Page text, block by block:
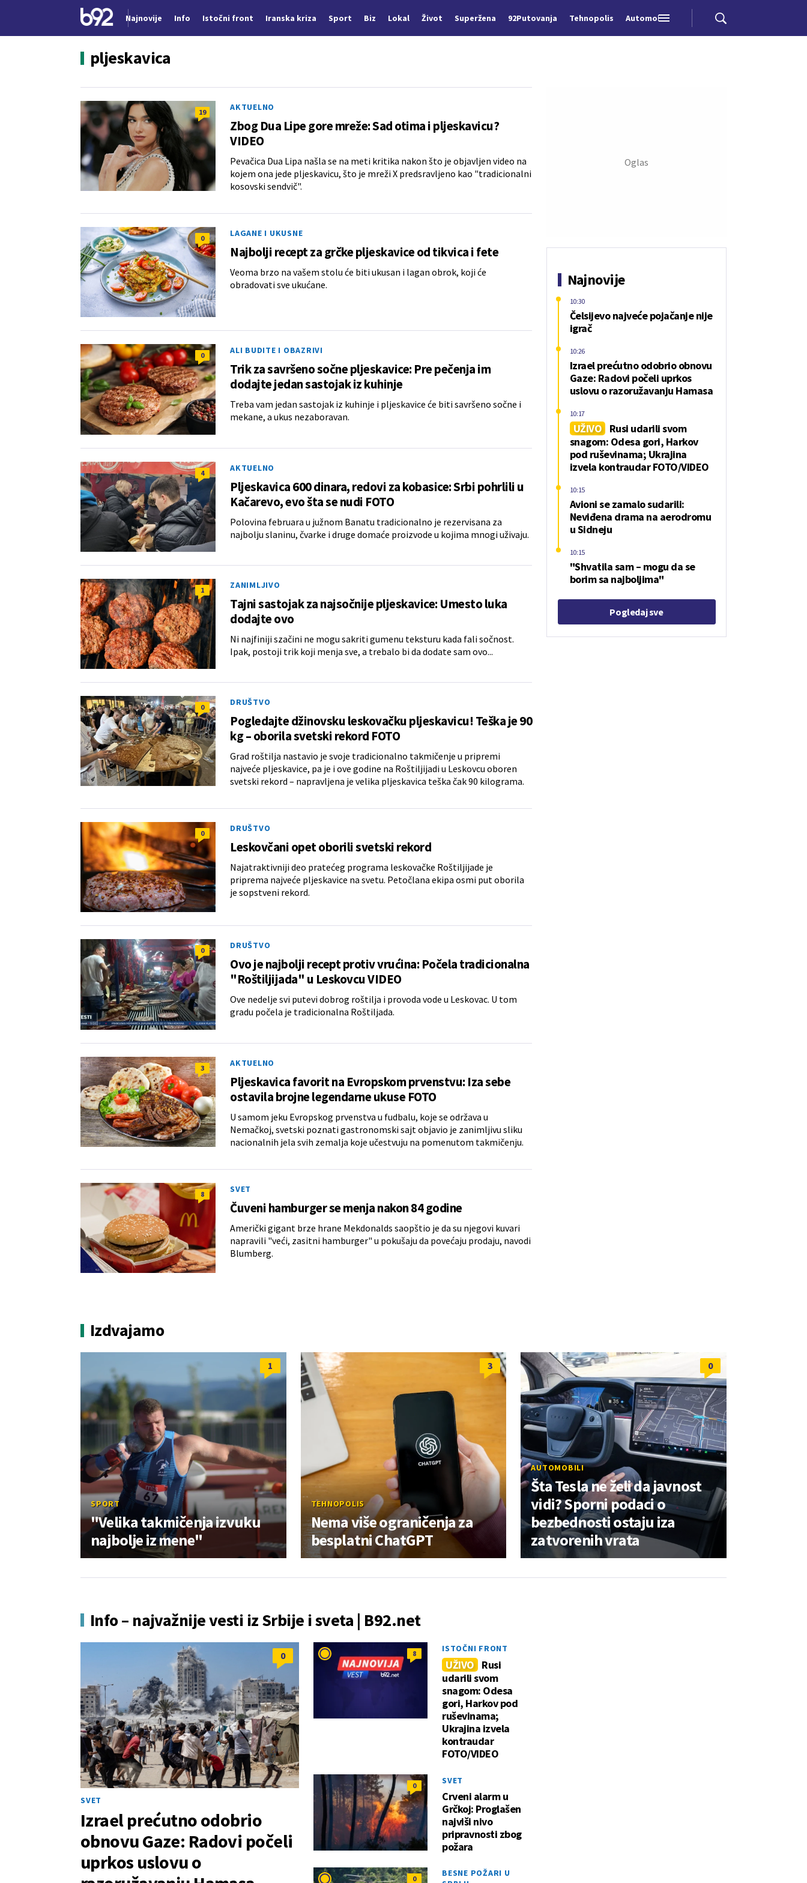
Najnovije Info Istočni front Iranska kriza Sport Biz Lokal Život Superžena 92Putovanja Tehnopolis Automobili
pljeskavica
19 AKTUELNO
Zbog Dua Lipe gore mreže: Sad otima i pljeskavicu?
VIDEO
Pevačica Dua Lipa našla se na meti kritika nakon što je objavljen video na
kojem ona jede pljeskavicu, što je mreži X predsravljeno kao "tradicionalni
kosovski sendvič".
0 LAGANE I UKUSNE
Najbolji recept za grčke pljeskavice od tikvica i fete
Veoma brzo na vašem stolu će biti ukusan i lagan obrok, koji će
obradovati sve ukućane.
0 ALI BUDITE I OBAZRIVI
Trik za savršeno sočne pljeskavice: Pre pečenja im
dodajte jedan sastojak iz kuhinje
Treba vam jedan sastojak iz kuhinje i pljeskavice će biti savršeno sočne i
mekane, a ukus nezaboravan.
4 AKTUELNO
Pljeskavica 600 dinara, redovi za kobasice: Srbi pohrlili u
Kačarevo, evo šta se nudi FOTO
Polovina februara u južnom Banatu tradicionalno je rezervisana za
najbolju slaninu, čvarke i druge domaće proizvode u kojima mnogi uživaju.
1 ZANIMLJIVO
Tajni sastojak za najsočnije pljeskavice: Umesto luka
dodajte ovo
Ni najfiniji szačini ne mogu sakriti gumenu teksturu kada fali sočnost.
Ipak, postoji trik koji menja sve, a trebalo bi da dodate sam ovo...
0 DRUŠTVO
Pogledajte džinovsku leskovačku pljeskavicu! Teška je 90
kg – oborila svetski rekord FOTO
Grad roštilja nastavio je svoje tradicionalno takmičenje u pripremi
najveće pljeskavice, pa je i ove godine na Roštiljijadi u Leskovcu oboren
svetski rekord – napravljena je velika pljeskavica teška čak 90 kilograma.
0 DRUŠTVO
Leskovčani opet oborili svetski rekord
Najatraktivniji deo pratećeg programa leskovačke Roštiljijade je
priprema najveće pljeskavice na svetu. Petočlana ekipa osmi put oborila
je sopstveni rekord.
0 DRUŠTVO
Ovo je najbolji recept protiv vrućina: Počela tradicionalna
"Roštiljijada" u Leskovcu VIDEO
Ove nedelje svi putevi dobrog roštilja i provoda vode u Leskovac. U tom
gradu počela je tradicionalna Roštiljada.
3 AKTUELNO
Pljeskavica favorit na Evropskom prvenstvu: Iza sebe
ostavila brojne legendarne ukuse FOTO
U samom jeku Evropskog prvenstva u fudbalu, koje se održava u
Nemačkoj, svetski poznati gastronomski sajt objavio je zanimljivu sliku
nacionalnih jela svih zemalja koje učestvuju na pomenutom takmičenju.
8 SVET
Čuveni hamburger se menja nakon 84 godine
Američki gigant brze hrane Mekdonalds saopštio je da su njegovi kuvari
napravili "veći, zasitni hamburger" u pokušaju da povećaju prodaju, navodi
Blumberg.
Najnovije
Čelsijevo najveće pojačanje nije
igrač
10:30
Izrael prećutno odobrio obnovu
Gaze: Radovi počeli uprkos
uslovu o razoružavanju Hamasa
10:26
UŽIVO
Rusi udarili svom
snagom: Odesa gori, Harkov
pod ruševinama; Ukrajina
izvela kontraudar FOTO/VIDEO
10:17
Avioni se zamalo sudarili:
Neviđena drama na aerodromu
u Sidneju
10:15
"Shvatila sam – mogu da se
borim sa najboljima"
10:15
Pogledaj sve
Izdvajamo
1
SPORT
"Velika takmičenja izvuku
najbolje iz mene"
3
TEHNOPOLIS
Nema više ograničenja za
besplatni ChatGPT
0
AUTOMOBILI
Šta Tesla ne želi da javnost
vidi? Sporni podaci o
bezbednosti ostaju iza
zatvorenih vrata
Info – najvažnije vesti iz Srbije i sveta | B92.net
0
SVET
Izrael prećutno odobrio
obnovu Gaze: Radovi počeli
uprkos uslovu o
8 ISTOČNI FRONT
UŽIVO Rusi
udarili svom
snagom: Odesa
gori, Harkov pod
ruševinama;
Ukrajina izvela
kontraudar
FOTO/VIDEO
0 SVET
Crveni alarm u
Grčkoj: Proglašen
najviši nivo
pripravnosti zbog
požara
0
BESNE POŽARI U